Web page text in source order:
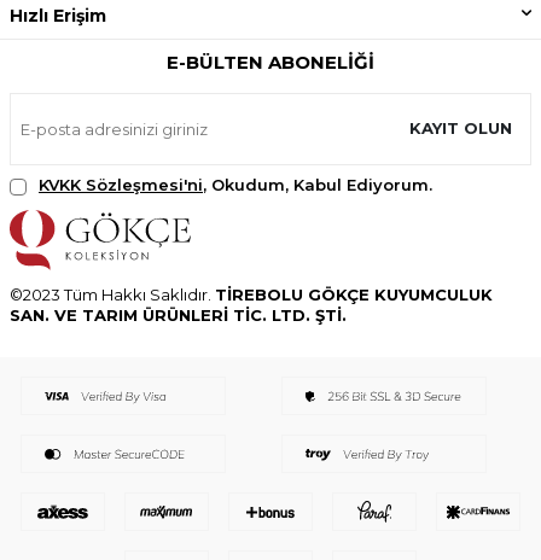
Hızlı Erişim
E-BÜLTEN ABONELIĞI
KAYIT OLUN
KVKK Sözleşmesi'ni, Okudum, Kabul Ediyorum.
©2023 Tüm Hakkı Saklıdır. TİREBOLU GÖKÇE KUYUMCULUK
SAN. VE TARIM ÜRÜNLERİ TİC. LTD. ŞTİ.